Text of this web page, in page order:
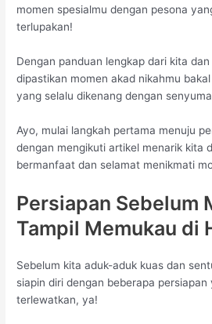
momen spesialmu dengan pesona
terlupakan!
Dengan panduan lengkap dari kita
dipastikan momen akad nikahmu
yang selalu dikenang dengan
Ayo, mulai langkah pertama menuju
dengan mengikuti artikel menarik kita
bermanfaat dan selamat menikmati
Persiapan Sebelum
Tampil Memukau di
Sebelum kita aduk-aduk kuas dan
siapin diri dengan beberapa persiapan
terlewatkan, ya!